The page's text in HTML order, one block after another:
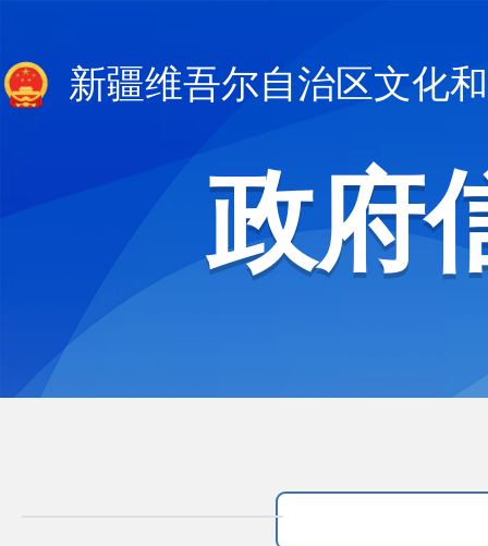
新疆维吾尔自治区文化
政府